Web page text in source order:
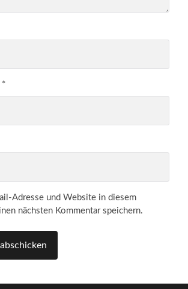
*
Adresse und Website in diesem
nächsten Kommentar speichern.